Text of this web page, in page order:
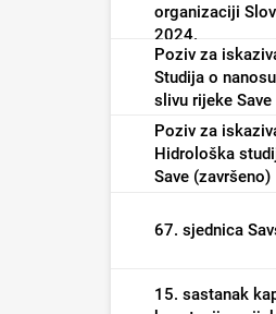
organizaciji
2024.
Poziv za
Studija o
slivu rijeke
Poziv za
Hidrološka
Save (završeno)
67. sjednica
15. sastanak